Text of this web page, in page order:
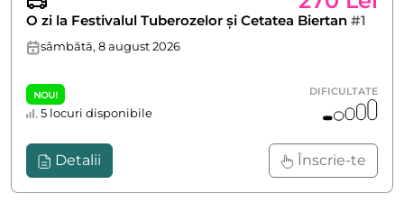
O zi la Festivalul Tuberozelor și Cetatea Biertan #1
sâmbătă, 8 august 2026
NOU!
5 locuri disponibile
DIFICULTATE
Detalii Înscrie-te